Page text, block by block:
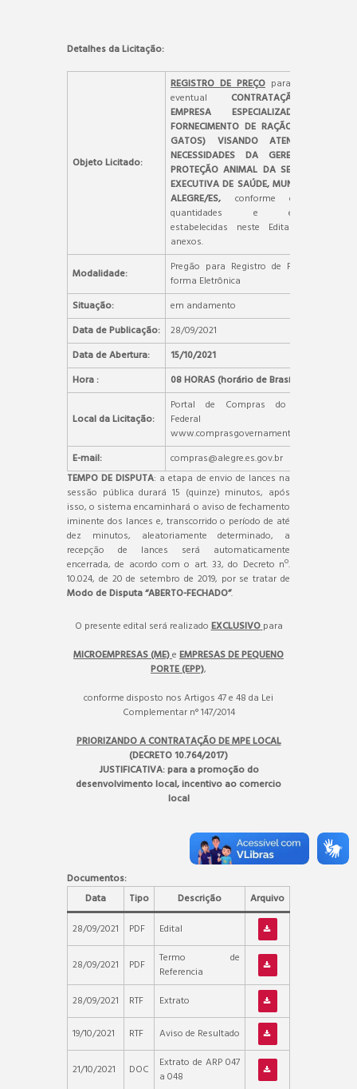
Detalhes da Licitação:
Objeto Licitado:
REGISTRO DE PREÇO para futura e
eventual CONTRATAÇÃO DE
EMPRESA ESPECIALIZADA NO
FORNECIMENTO DE RAÇÃO (CÃES E
GATOS) VISANDO ATENDER AS
NECESSIDADES DA GERENCIA DE
PROTEÇÃO ANIMAL DA SECRETARIA
EXECUTIVA DE SAÚDE, MUNICÍPIO DE
ALEGRE/ES, conforme condições,
quantidades e exigências
estabelecidas neste Edital e seus
anexos.
Modalidade:
Pregão para Registro de Preços, na
forma Eletrônica
Situação:
em andamento
Data de Publicação:
28/09/2021
Data de Abertura:
15/10/2021
Hora :
08 HORAS (horário de Brasília)
Local da Licitação:
Portal de Compras do Governo
Federal –
www.comprasgovernamentais.gov.br.
E-mail:
compras@alegre.es.gov.br
TEMPO DE DISPUTA: a etapa de envio de lances na
sessão pública durará 15 (quinze) minutos, após
isso, o sistema encaminhará o aviso de fechamento
iminente dos lances e, transcorrido o período de até
dez minutos, aleatoriamente determinado, a
recepção de lances será automaticamente
encerrada, de acordo com o art. 33, do Decreto nº.
10.024, de 20 de setembro de 2019, por se tratar de
Modo de Disputa “ABERTO-FECHADO”.
O presente edital será realizadoEXCLUSIVOpara
MICROEMPRESAS (ME)e EMPRESAS DE PEQUENO
PORTE (EPP),
conforme disposto nos Artigos 47 e 48 da Lei
Complementar n° 147/2014
PRIORIZANDO A CONTRATAÇÃO DE MPE LOCAL
(DECRETO 10.764/2017)
JUSTIFICATIVA: para a promoção do
desenvolvimento local, incentivo ao comercio
local
Documentos:
Data
Tipo Descrição
Arquivo
28/09/2021
PDF Edital
28/09/2021 PDF
Termo de
Referencia
28/09/2021
RTF Extrato
19/10/2021 RTF Aviso de Resultado
21/10/2021 DOC
Extrato de ARP 047
a 048